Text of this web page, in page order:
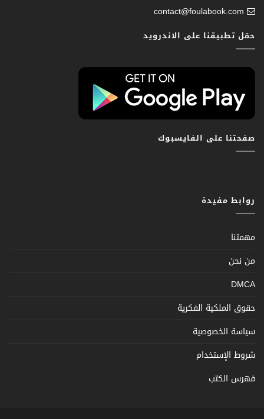
contact@foulabook.com
حمّل تطبيقنا على الاندرويد
صفحتنا على الفايسبوك
روابط مفيدة
مهمتنا
من نحن
DMCA
حقوق الملكية الفكرية
سياسة الخصوصية
شروط الإستخدام
فهرس الكتب